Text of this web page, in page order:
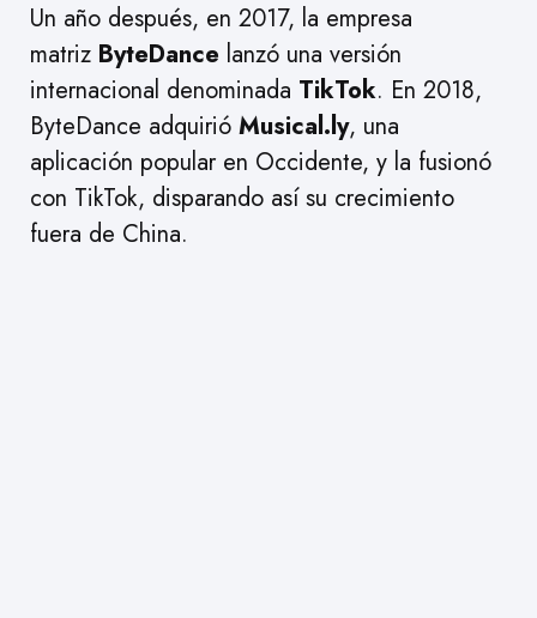
Un año después, en 2017, la empresa
matriz ByteDance lanzó una versión
internacional denominada TikTok. En 2018,
ByteDance adquirió Musical.ly, una
aplicación popular en Occidente, y la fusionó
con TikTok, disparando así su crecimiento
fuera de China.